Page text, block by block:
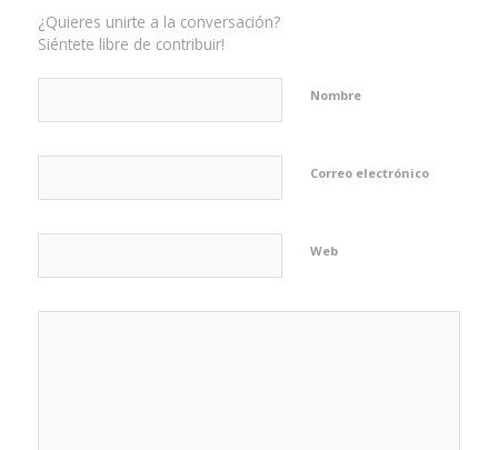
¿Quieres unirte a la conversación?
Siéntete libre de contribuir!
Nombre
Correo electrónico
Web